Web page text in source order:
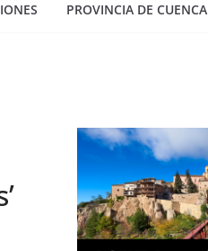
PROVINCIA DE CUENCA